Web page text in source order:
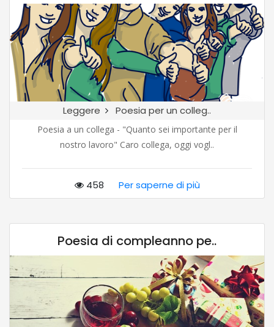
Leggere Poesia per un colleg..
Poesia a un collega - "Quanto sei importante per il
nostro lavoro" Caro collega, oggi vogl..
458 Per saperne di più
Poesia di compleanno pe..